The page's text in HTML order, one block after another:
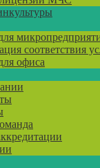
соответствия
офиса